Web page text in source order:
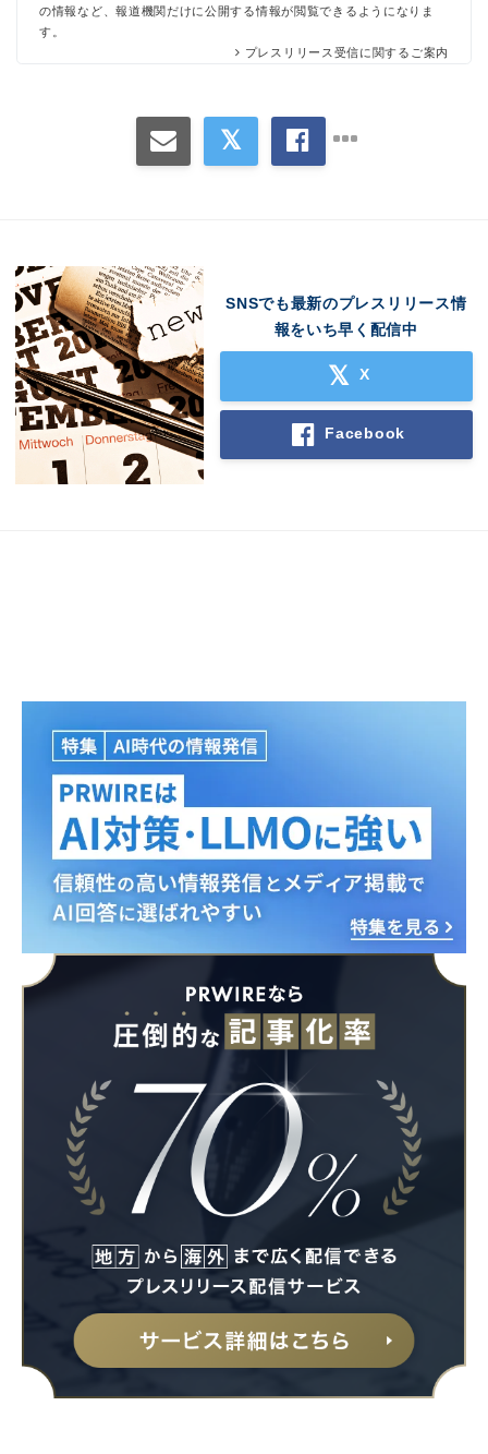
の情報など、報道機関だけに公開する情報が閲覧できるようになりま
す。
プレスリリース受信に関するご案内
SNSでも最新のプレスリリース情
報をいち早く配信中
X
Facebook